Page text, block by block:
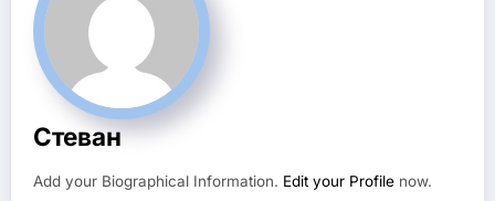
Стеван
Add your Biographical Information. Edit your Profile now.